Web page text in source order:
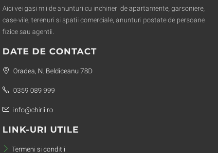
Aici vei gasi mii de anunturi cu inchirieri de apartamente, garsoniere,
case-vile, terenuri si spatii comerciale, anunturi postate de persoane
fizice sau agentii.
DATE DE CONTACT
Oradea, N. Beldiceanu 78D
0359 089 999
info@chirii.ro
LINK-URI UTILE
Termeni si conditii